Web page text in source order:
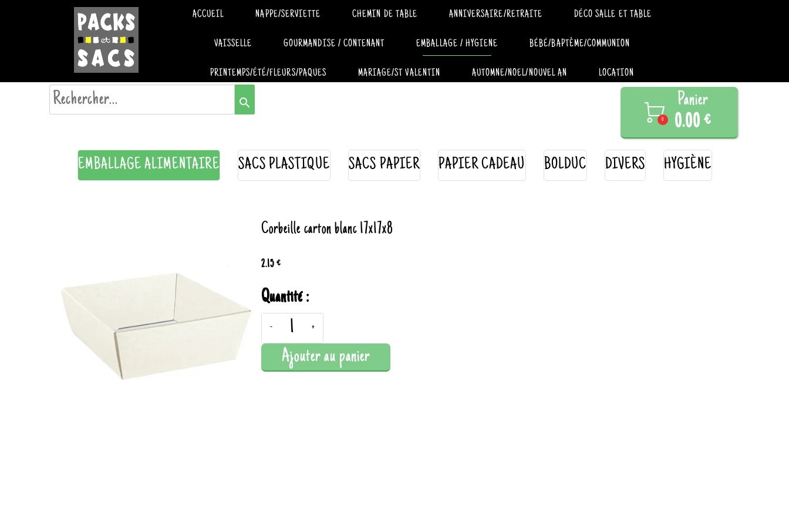
ACCUEIL NAPPE/SERVIETTE CHEMIN DE TABLE ANNIVERSAIRE/RETRAITE DÉCO SALLE ET TABLE
VAISSELLE GOURMANDISE / CONTENANT EMBALLAGE / HYGIENE BÉBÉ/BAPTÊME/COMMUNION
PRINTEMPS/ÉTÉ/FLEURS/PAQUES MARIAGE/ST VALENTIN AUTOMNE/NOEL/NOUVEL AN LOCATION
search 
0
Panier
0.00 €
EMBALLAGE ALIMENTAIRE SACS PLASTIQUE SACS PAPIER PAPIER CADEAU BOLDUC DIVERS HYGIÈNE
Corbeille carton blanc 17x17x8
2.15 €
Quantité :
- +
Ajouter au panier